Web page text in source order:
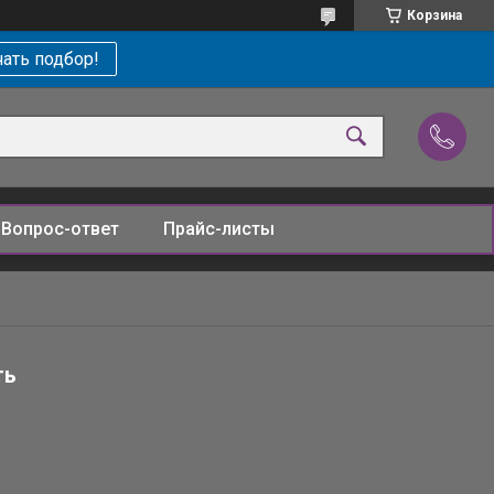
Корзина
подбор!
Вопрос-ответ Прайс-листы